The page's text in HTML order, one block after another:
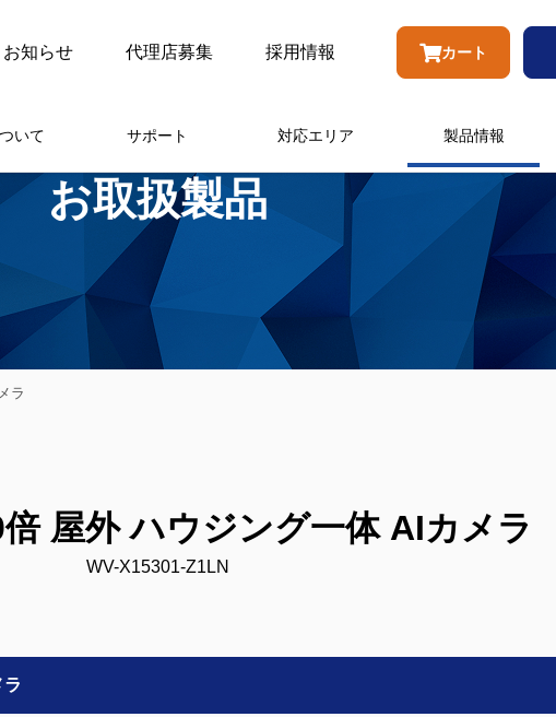
お知らせ 代理店募集 採用情報 カート
いて サポート 対応エリア 製品情報
お取扱製品
ラ
屋外 ハウジング一体 AIカメラ
WV-X15301-Z1LN